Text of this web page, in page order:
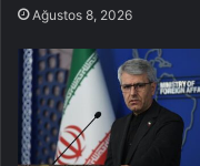
Ağustos 8, 2026